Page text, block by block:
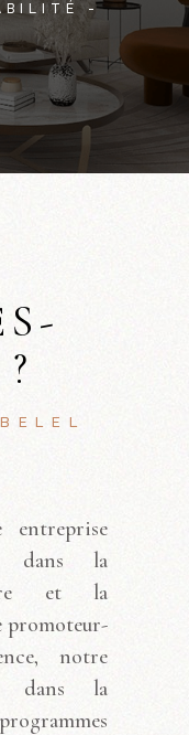
-
dans la
et la
promoteur-
notre
dans la